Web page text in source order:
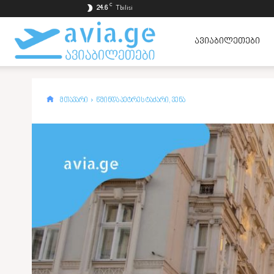
24.6 C Tbilisi
ავიაბილეთებიᲐᲕᲘᲐᲑᲘᲚᲔᲗᲔᲑᲘ
მთავარი წმინდა პეტრეს ტაძარი, ვენა